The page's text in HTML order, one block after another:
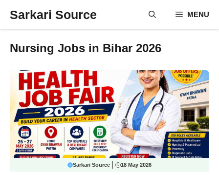
Sarkari Source MENU
Nursing Jobs in Bihar 2026
Sarkari Source 18 May 2026